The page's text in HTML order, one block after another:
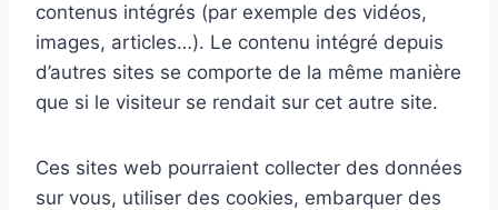
contenus intégrés (par exemple des vidéos,
images, articles…). Le contenu intégré depuis
d’autres sites se comporte de la même manière
que si le visiteur se rendait sur cet autre site.
Ces sites web pourraient collecter des données
sur vous, utiliser des cookies, embarquer des